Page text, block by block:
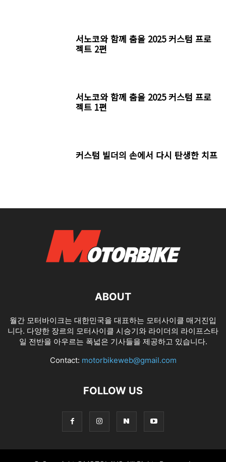
서노코와 함께 춤을 2025 커스텀 프로
젝트 2편
서노코와 함께 춤을 2025 커스텀 프로
젝트 1편
커스텀 빌더의 손에서 다시 탄생한 치프
ABOUT
월간 모터바이크는 대한민국을 대표하는 모터사이클 매거진입
니다. 다양한 장르의 모터사이클 시승기와 라이더의 라이프스타
일 전반을 아우르는 폭넓은 기사들을 제공하고 있습니다.
Contact: motorbikeweb@gmail.com
FOLLOW US